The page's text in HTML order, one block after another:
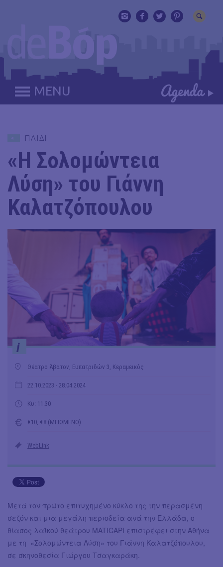
MENU
ΠΑΙΔΙ
«Η Σολομώντεια
Λύση» του Γιάννη
Καλατζόπουλου
i
Θέατρο Άβατον, Ευπατριδών 3, Κεραμεικός
22.10.2023 - 28.04.2024
Κυ: 11.30
€10, €8 (ΜΕΙΩΜΕΝΟ)
WebLink
Μετά τον πρώτο επιτυχημένο κύκλο της την περασμένη
σεζόν και μια μεγάλη περιοδεία ανά την Ελλάδα, ο
θίασος λαϊκού θεάτρου MATICAPI επιστρέφει στην Αθήνα
με τη «Σολομώντεια Λύση» του Γιάννη Καλατζόπουλου,
σε σκηνοθεσία Γιώργου Τσαγκαράκη.